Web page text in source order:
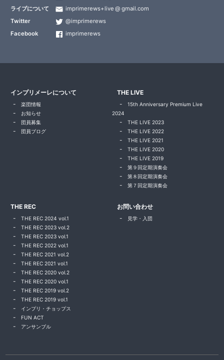
ライブについて
imprimerews+live
gmail.com
Twitter
@imprimerews
Facebook
imprimerews
インプリメーレについて
楽団情報
お知らせ
団員募集
団員ブログ
THE LIVE
15th Anniversary Premium Live
2024
THE LIVE 2023
THE LIVE 2022
THE LIVE 2021
THE LIVE 2020
THE LIVE 2019
第９回定期演奏会
第８回定期演奏会
第７回定期演奏会
THE REC
THE REC 2024 vol.1
THE REC 2023 vol.2
THE REC 2023 vol.1
THE REC 2022 vol.1
THE REC 2021 vol.2
THE REC 2021 vol.1
THE REC 2020 vol.2
THE REC 2020 vol.1
THE REC 2019 vol.2
THE REC 2019 vol.1
インプリ・チョップス
FUN ACT
アンサンブル
お問い合わせ
見学・入団